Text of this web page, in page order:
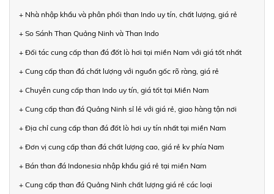
+ Nhà nhập khẩu và phân phối than Indo uy tín, chất lượng, giá rẻ
+ So Sánh Than Quảng Ninh và Than Indo
+ Đối tác cung cấp than đá đốt lò hơi tại miền Nam với giá tốt nhất
+ Cung cấp than đá chất lượng với nguồn gốc rõ ràng, giá rẻ
+ Chuyên cung cấp than Indo uy tín, giá tốt tại Miền Nam
+ Cung cấp than đá Quảng Ninh sỉ lẻ với giá rẻ, giao hàng tận nơi
+ Địa chỉ cung cấp than đá đốt lò hơi uy tín nhất tại miền Nam
+ Đơn vị cung cấp than đá chất lượng cao, giá rẻ kv phía Nam
+ Bán than đá Indonesia nhập khẩu giá rẻ tại miền Nam
+ Cung cấp than đá Quảng Ninh chất lượng giá rẻ các loại